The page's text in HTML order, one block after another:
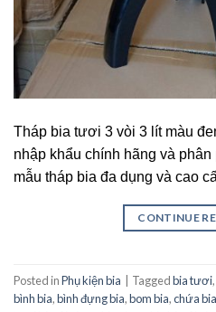
Tháp bia tươi 3 vòi 3 lít màu
nhập khẩu chính hãng và
mẫu tháp bia đa dụng và cao
CONTINUE
Posted inPhụ kiện bia | Taggedbia tươi,
bình bia,bình đựng bia,bom bia,chứa